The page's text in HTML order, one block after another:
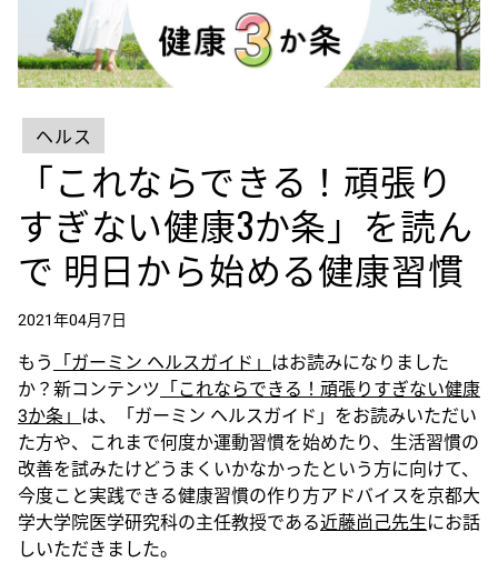
ヘルス
「これならできる！頑張り
すぎない健康3か条」を読ん
で 明日から始める健康習慣
2021年04月7日
もう 「ガーミン ヘルスガイド」 はお読みになりました
か？新コンテンツ 「これならできる！頑張りすぎない健康
3か条」 は、「ガーミン ヘルスガイド」をお読みいただい
た方や、これまで何度か運動習慣を始めたり、生活習慣の
改善を試みたけどうまくいかなかったという方に向けて、
今度こと実践できる健康習慣の作り方アドバイスを京都大
学大学院医学研究科の主任教授である近藤尚己先生にお話
しいただきました。